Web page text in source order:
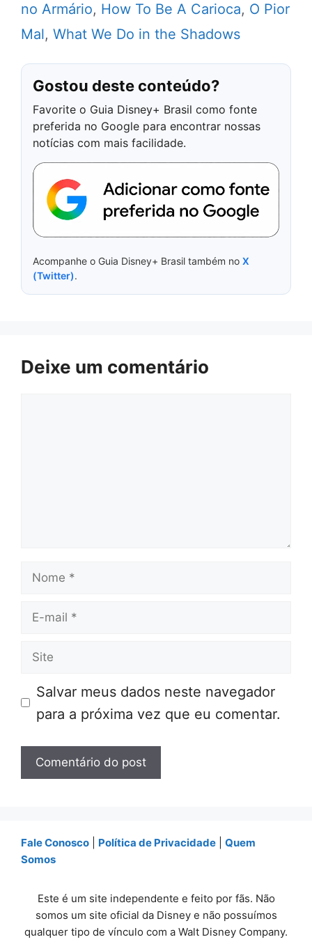
no Armário, How To Be A Carioca, O Pior
Mal, What We Do in the Shadows
Gostou deste conteúdo?
Favorite o Guia Disney+ Brasil como fonte
preferida no Google para encontrar nossas
notícias com mais facilidade.
Acompanhe o Guia Disney+ Brasil também no X
(Twitter).
Deixe um comentário
Nome
E-
Site
Salvar meus dados neste navegador
para a próxima vez que eu comentar.
Fale Conosco Política de Privacidade
Quem
Somos
Este é um site independente e feito por fãs. Não
somos um site oficial da Disney e não possuímos
qualquer tipo de vínculo com a Walt Disney Company.